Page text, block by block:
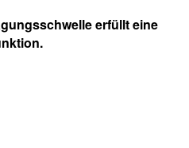
erfüllt eine